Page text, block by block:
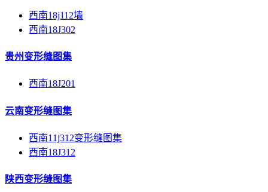
西南18j112墙
西南18J302
贵州变形缝图集
西南18J201
云南变形缝图集
西南11j312变形缝图集
西南18J312
陕西变形缝图集